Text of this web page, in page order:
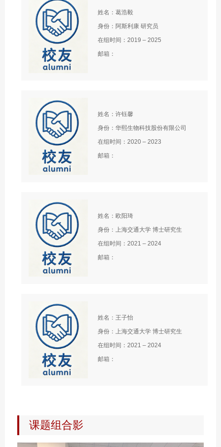
姓名：葛浩毅
身份：阿斯利康 研究员
在组时间：2019 – 2025
邮箱：
姓名：许钰馨
身份：华熙生物科技股份有限公司
在组时间：2020 – 2023
邮箱：
姓名：欧阳琦
身份：上海交通大学 博士研究生
在组时间：2021 – 2024
邮箱：
姓名：王子怡
身份：上海交通大学 博士研究生
在组时间：2021 – 2024
邮箱：
课题组合影